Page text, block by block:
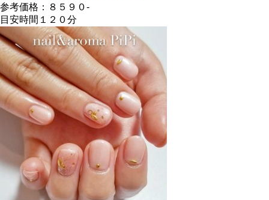
参考価格：８５９０-
目安時間１２０分